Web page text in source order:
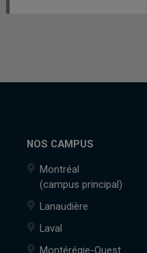
NOS CAMPUS
Montréal
(campus principal)
Lanaudière
Laval
Montérégie-Ouest